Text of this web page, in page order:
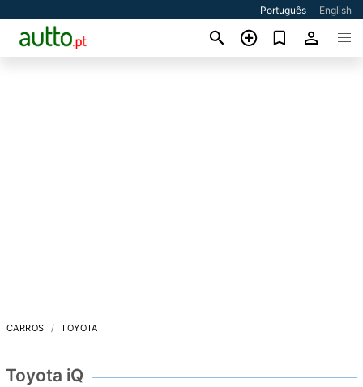
Português English
CARROS TOYOTA
Toyota iQ